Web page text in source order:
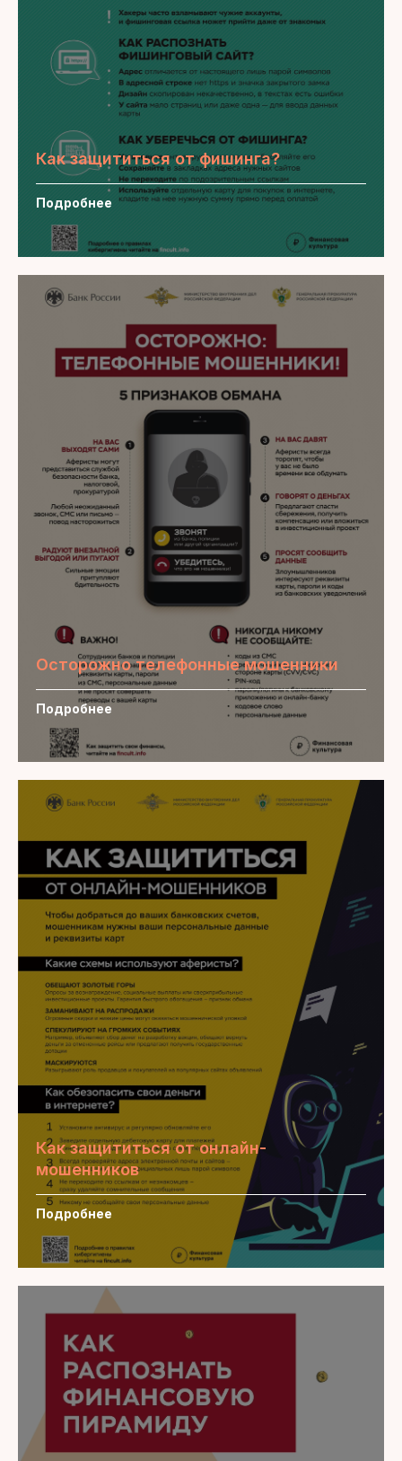
Как защититься от фишинга?
Подробнее
Осторожно телефонные мошенники
Подробнее
Как защититься от онлайн-
мошенников
Подробнее